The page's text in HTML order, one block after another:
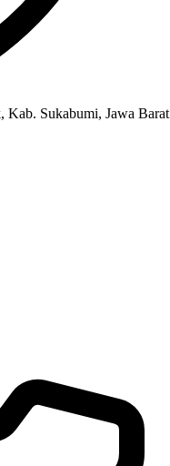
Kab. Sukabumi, Jawa Barat